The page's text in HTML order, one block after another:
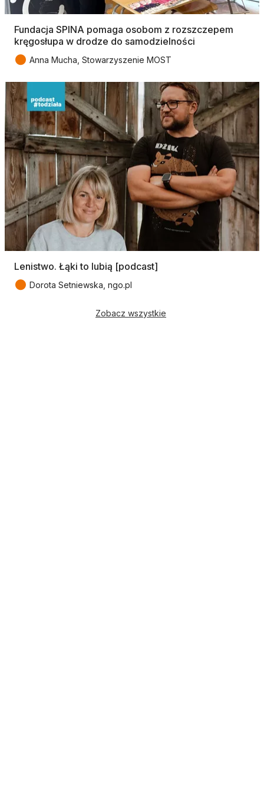
Fundacja SPINA pomaga osobom z rozszczepem
kręgosłupa w drodze do samodzielności
● Anna Mucha, Stowarzyszenie MOST
Lenistwo. Łąki to lubią [podcast]
● Dorota Setniewska, ngo.pl
Zobacz wszystkie